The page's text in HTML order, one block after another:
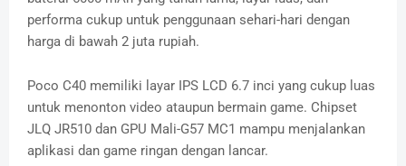
performa cukup untuk penggunaan sehari-hari dengan
harga di bawah 2 juta rupiah.
Poco C40 memiliki layar IPS LCD 6.7 inci yang cukup luas
untuk menonton video ataupun bermain game. Chipset
JLQ JR510 dan GPU Mali-G57 MC1 mampu menjalankan
aplikasi dan game ringan dengan lancar.